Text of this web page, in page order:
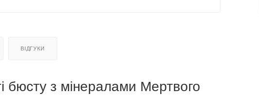
ВІДГУКИ
бюсту з мінералами Мертвого